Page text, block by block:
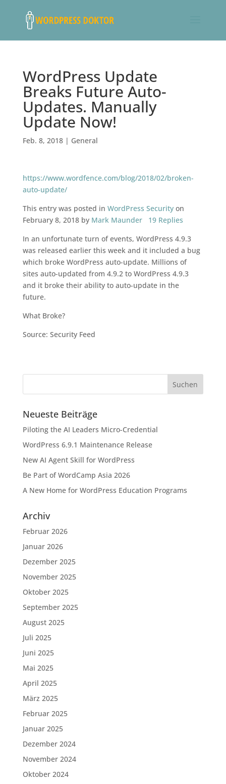
WordPress Update
Breaks Future Auto-
Updates. Manually
Update Now!
Feb. 8, 2018| General
https://www.wordfence.com/blog/2018/02/broken-
auto-update/
This entry was posted in WordPress Securityon
February 8, 2018 by Mark Maunder
19 Replies
In an unfortunate turn of events, WordPress 4.9.3
was released earlier this week and it included a bug
which broke WordPress auto-update. Millions of
sites auto-updated from 4.9.2 to WordPress 4.9.3
and it broke their ability to auto-update in the
future.
What Broke?
Source: Security Feed
Neueste Beiträge
Piloting the AI Leaders Micro-Credential
WordPress 6.9.1 Maintenance Release
New AI Agent Skill for WordPress
Be Part of WordCamp Asia 2026
A New Home for WordPress Education Programs
Archiv
Februar 2026
Januar 2026
Dezember 2025
November 2025
Oktober 2025
September 2025
August 2025
Juli 2025
Juni 2025
Mai 2025
April 2025
März 2025
Februar 2025
Januar 2025
Dezember 2024
November 2024
Oktober 2024